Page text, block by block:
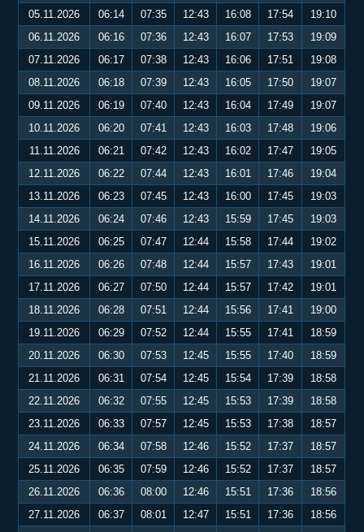
05.11.2026 06:14 07:35 12:43 16:08 17:54
19:10
06.11.2026
06:16 07:36 12:43 16:07 17:53
19:09
07.11.2026
06:17 07:38 12:43 16:06 17:51
19:08
08.11.2026
06:18 07:39 12:43 16:05 17:50
19:07
09.11.2026
06:19 07:40 12:43 16:04 17:49
19:07
10.11.2026
06:20 07:41 12:43 16:03 17:48
19:06
11.11.2026
06:21 07:42 12:43 16:02 17:47
19:05
12.11.2026
06:22 07:44 12:43 16:01 17:46
19:04
13.11.2026
06:23 07:45 12:43 16:00 17:45
19:03
14.11.2026
06:24 07:46 12:43 15:59 17:45
19:03
15.11.2026
06:25 07:47 12:44 15:58 17:44
19:02
16.11.2026
06:26 07:48 12:44 15:57 17:43
19:01
17.11.2026
06:27 07:50 12:44 15:57 17:42
19:01
18.11.2026
06:28 07:51 12:44 15:56 17:41
19:00
19.11.2026
06:29 07:52 12:44 15:55 17:41
18:59
20.11.2026
06:30 07:53 12:45 15:55 17:40
18:59
21.11.2026
06:31 07:54 12:45 15:54 17:39
18:58
22.11.2026
06:32 07:55 12:45 15:53 17:39
18:58
23.11.2026
06:33 07:57 12:45 15:53 17:38
18:57
24.11.2026
06:34 07:58 12:46 15:52 17:37
18:57
25.11.2026
06:35 07:59 12:46 15:52 17:37
18:57
26.11.2026
06:36 08:00 12:46 15:51 17:36
18:56
27.11.2026
06:37 08:01 12:47 15:51 17:36
18:56